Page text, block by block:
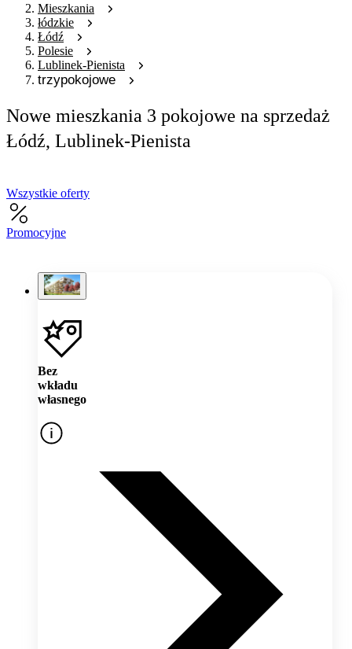
Mieszkania
łódzkie
Łódź
Polesie
Lublinek-Pienista
trzypokojowe
Nowe mieszkania 3 pokojowe na sprzedaż
Łódź, Lublinek-Pienista
Wszystkie oferty
Promocyjne
Bez
wkładu
własnego